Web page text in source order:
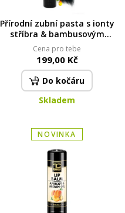
Přírodní zubní pasta s ionty
stříbra & bambusovým
uhlím | antibakteriální
ochrana, svěží dech & šetrné
bělení | DEDRA DENT | 100 g
Cena pro tebe
199,00 Kč
Do kočáru
Skladem
NOVINKA